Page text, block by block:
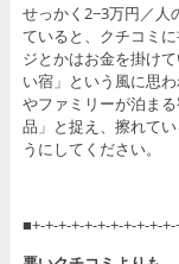
せっかく2−3万円／人
ていると、クチコミ
ジとかはお金を掛け
い宿」という風に思
やファミリーが泊ま
品」と捉え、擦れて
うにしてください。
■+-+-+-+-+-+-+-+-+-+-